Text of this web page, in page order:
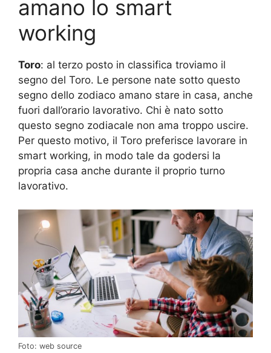
amano lo smart
working
Toro: al terzo posto in classifica troviamo il
segno del Toro. Le persone nate sotto questo
segno dello zodiaco amano stare in casa, anche
fuori dall’orario lavorativo. Chi è nato sotto
questo segno zodiacale non ama troppo uscire.
Per questo motivo, il Toro preferisce lavorare in
smart working, in modo tale da godersi la
propria casa anche durante il proprio turno
lavorativo.
Foto: web source